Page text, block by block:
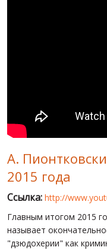
ПУБЛИЧНЫЕ ЛЮДИ
РОССИЙСКО-УКРАИНСКАЯ
WINTER ON FIRE: UKRAINE'S
ХРОНОЛОГИЯ ЄВРОМАЙДАНА
А.
2015 года
Ссылка: http://
Главным итогом 2015
называет
"дзюдохерии" как